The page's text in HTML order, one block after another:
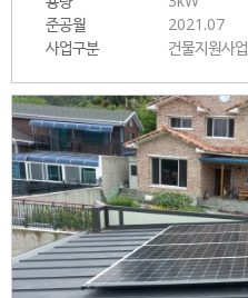
준공월
2021.07
사업구분
건물지원사업